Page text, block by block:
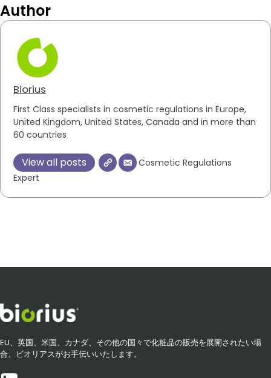
Author
Biorius
First Class specialists in cosmetic regulations in Europe,
United Kingdom, United States, Canada and in more than
60 countries
View all posts
Cosmetic Regulations
Expert
EU、英国、米国、カナダ、その他の国々で化粧品の販売を展開されたい場
合、ビオリアスがお手伝いいたします。